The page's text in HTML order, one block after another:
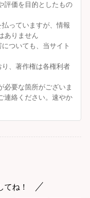
評価を目的としたもの
っていますが、情報
ありません
ついても、当サイト
、著作権は各権利者
必要な箇所がございま
連絡ください。速やか
てね！